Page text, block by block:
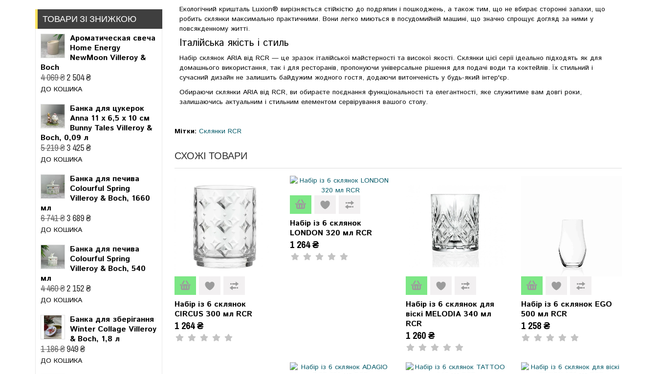
ТОВАРИ ЗІ ЗНИЖКОЮ
Ароматическая свеча
Home Energy
NewMoon Villeroy &
Boch
4 069 ₴2 504 ₴
ДО КОШИКА
Банка для цукерок
Anna 11 x 6,5 x 10 см
Bunny Tales Villeroy &
Boch, 0,09 л
5 219 ₴3 425 ₴
ДО КОШИКА
Банка для печива
Colourful Spring
Villeroy & Boch, 1660
мл
6 741 ₴3 689 ₴
ДО КОШИКА
Банка для печива
Colourful Spring
Villeroy & Boch, 540
мл
4 460 ₴2 152 ₴
ДО КОШИКА
Банка для зберігання
Winter Collage Villeroy
& Boch, 1,8 л
1 186 ₴949 ₴
ДО КОШИКА
Екологічний кришталь Luxion® вирізняється стійкістю до подряпин і пошкоджень, а також тим, що не вбирає сторонні запахи, що
робить склянки максимально практичними. Вони легко миються в посудомийній машині, що значно спрощує догляд за ними у
повсякденному житті.
Італійська якість і стиль
Набір склянок ARIA від RCR — це зразок італійської майстерності та високої якості. Склянки цієї серії ідеально підходять як для
домашнього використання, так і для ресторанів, пропонуючи універсальне рішення для подачі води та коктейлів. Їх стильний і
сучасний дизайн не залишить байдужим жодного гостя, додаючи витонченість у будь-який інтер'єр.
Обираючи склянки ARIA від RCR, ви обираєте поєднання функціональності та елегантності, яке служитиме вам довгі роки,
залишаючись актуальним і стильним елементом сервірування вашого столу.
Мітки: Склянки RCR
СХОЖІ ТОВАРИ
Набір із 6 склянок
CIRCUS 300 мл RCR
1 264 ₴
Набір із 6 склянок
LONDON 320 мл RCR
1 264 ₴
Набір із 6 склянок для
віскі MELODIA 340 мл
RCR
1 260 ₴
Набір із 6 склянок EGO
500 мл RCR
1 258 ₴